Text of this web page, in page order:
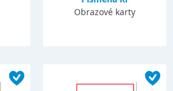
Obrazové karty